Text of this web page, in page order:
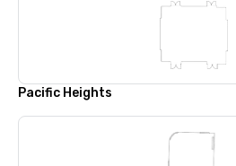
Pacific Heights